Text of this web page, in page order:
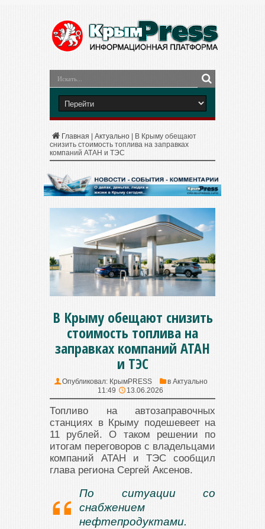
Главная Актуально
В Крыму обещают
снизить стоимость топлива на заправках
компаний АТАН и ТЭС
В Крыму обещают снизить
стоимость топлива на
заправках компаний АТАН
и ТЭС
Опубликовал: КрымPRESS в Актуально
11:49
13.06.2026
Топливо на автозаправочных
станциях в Крыму подешевеет на
11 рублей. О таком решении по
итогам переговоров с владельцами
компаний АТАН и ТЭС сообщил
глава региона Сергей Аксенов.
По ситуации со
снабжением
нефтепродуктами.